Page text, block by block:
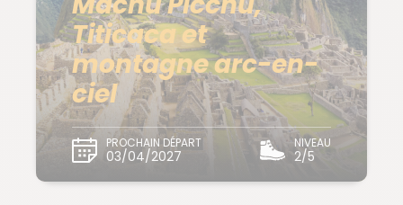
Titicaca et
montagne arc-en-
ciel
PROCHAIN DÉPART
03/04/2027
NIVEAU
2/5